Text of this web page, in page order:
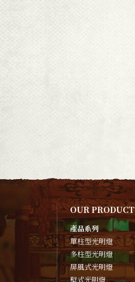
OUR PRODUCT
產品系列
單柱型光明燈
多柱型光明燈
屏風式光明燈
壁式光明燈